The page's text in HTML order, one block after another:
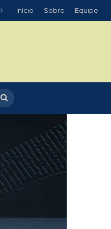
Início Sobre Equipe
Procurar
por